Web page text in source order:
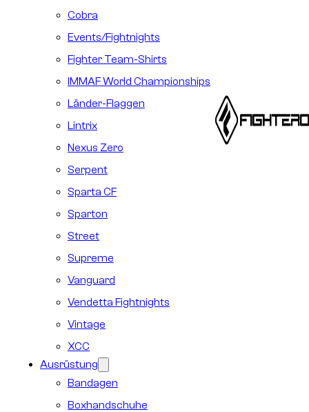
Cobra
Events/Fightnights
Fighter Team-Shirts
IMMAF World Championships
Länder-Flaggen
Lintrix
Nexus Zero
Serpent
Sparta CF
Sparton
Street
Supreme
Vanguard
Vendetta Fightnights
Vintage
XCC
Ausrüstung
Bandagen
Boxhandschuhe